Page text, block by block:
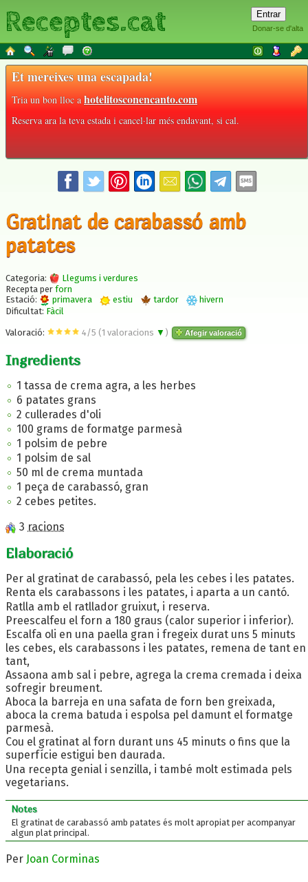
Donar-se d'alta
Receptes.cat
Et mereixes una escapada!
Tria un bon lloc ahotelitosconencanto.com
Reserva ara la teva estada i cancel·lar més endavant, si cal.
Gratinat de carabassó amb
patates
Categoria:
Llegums i verdures
Recepta per forn
Estació:
primavera estiu tardor
hivern
Dificultat: Fàcil
Valoració: 4 /5 (1 valoracions ▼ ) Afegir valoració
Ingredients
1 tassa de crema agra, a les herbes
6 patates grans
2 cullerades d'oli
100 grams de formatge parmesà
1 polsim de pebre
1 polsim de sal
50 ml de crema muntada
1 peça de carabassó, gran
2 cebes petites.
3 racions
Elaboració
Per al gratinat de carabassó, pela les cebes i les patates.
Renta els carabassons i les patates, i aparta a un cantó.
Ratlla amb el ratllador gruixut, i reserva.
Preescalfeu el forn a 180 graus (calor superior i inferior).
Escalfa oli en una paella gran i fregeix durat uns 5 minuts
les cebes, els carabassons i les patates, remena de tant en
tant,
Assaona amb sal i pebre, agrega la crema cremada i deixa
sofregir breument.
Aboca la barreja en una safata de forn ben greixada,
aboca la crema batuda i espolsa pel damunt el formatge
parmesà.
Cou el gratinat al forn durant uns 45 minuts o fins que la
superfície estigui ben daurada.
Una recepta genial i senzilla, i també molt estimada pels
vegetarians.
Notes
El gratinat de carabassó amb patates és molt apropiat per acompanyar
algun plat principal.
Per Joan Corminas